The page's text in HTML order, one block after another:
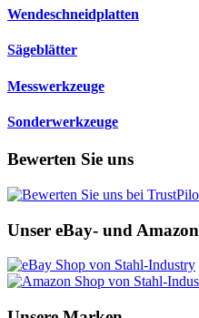
Wendeschneidplatten
Sägeblätter
Messwerkzeuge
Sonderwerkzeuge
Bewerten Sie uns
Unser eBay- und